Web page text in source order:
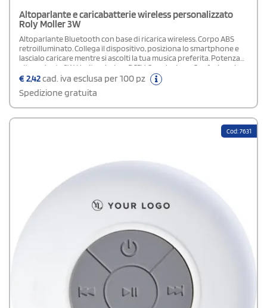
Altoparlante e caricabatterie wireless personalizzato
Roly Moller 3W
Altoparlante Bluetooth con base di ricarica wireless. Corpo ABS
retroilluminato. Collega il dispositivo, posiziona lo smartphone e
lascialo caricare mentre si ascolti la tua musica preferita. Potenza
altoparlante 3W. Uscita wireless DC5V. Cavo incluso. Confezione in
scatola design.
€2,42cad. iva esclusa per 100 pz
Spedizione gratuita
Cod: 7631